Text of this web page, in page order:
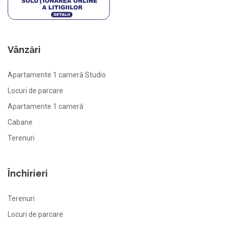
Vânzări
Apartamente 1 cameră Studio
Locuri de parcare
Apartamente 1 cameră
Cabane
Terenuri
Închirieri
Terenuri
Locuri de parcare